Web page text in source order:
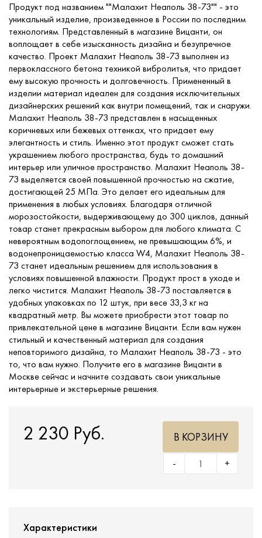
Портфолио
Доставка
Контакты
Продукт под названием ""Малахит Неаполь 38-73"" - это
уникальный изделие, произведенное в России по последним
технологиям. Представленный в магазине Вицанти, он
воплощает в себе изысканность дизайна и безупречное
качество. Проект Малахит Неаполь 38-73 выполнен из
первоклассного бетона техникой вибролитья, что придает
ему высокую прочность и долговечность. Примененный в
изделии материал идеален для создания исключительных
дизайнерских решений как внутри помещений, так и снаружи.
Малахит Неаполь 38-73 представлен в насыщенных
коричневых или бежевых оттенках, что придает ему
элегантность и стиль. Именно этот продукт сможет стать
украшением любого пространства, будь то домашний
интерьер или уличное пространство. Малахит Неаполь 38-
73 выделяется своей повышенной прочностью на сжатие,
достигающей 25 МПа. Это делает его идеальным для
применения в любых условиях. Благодаря отличной
морозостойкости, выдерживающему до 300 циклов, данный
товар станет прекрасным выбором для любого климата. С
невероятным водопоглощением, не превышающим 6%, и
водонепроницаемостью класса W4, Малахит Неаполь 38-
73 станет идеальным решением для использования в
условиях повышенной влажности. Продукт прост в уходе и
легко чистится. Малахит Неаполь 38-73 поставляется в
удобных упаковках по 12 штук, при весе 33,3 кг на
квадратный метр. Вы можете приобрести этот товар по
привлекательной цене в магазине Вицанти. Если вам нужен
стильный и качественный материал для создания
неповторимого дизайна, то Малахит Неаполь 38-73 - это
то, что вам нужно. Получите его в магазине Вицанти в
Москве сейчас и начните создавать свои уникальные
интерьерные и экстерьерные решения.
2 230 Руб.
+
-
В КОРЗИНУ
Характеристики